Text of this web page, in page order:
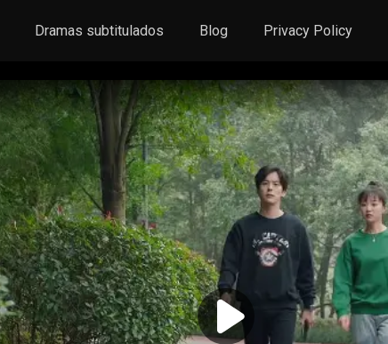
Dramas subtitulados Blog Privacy Policy